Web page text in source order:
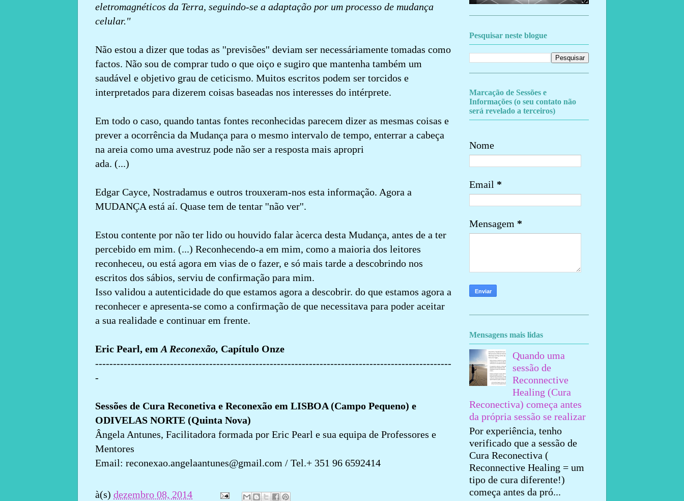
eletromagnéticos da Terra, seguindo-se a adaptação por um processo de mudança
celular.''
Não estou a dizer que todas as ''previsões'' deviam ser necessáriamente tomadas como
factos. Não sou de comprar tudo o que oiço e sugiro que mantenha também um
saudável e objetivo grau de ceticismo. Muitos escritos podem ser torcidos e
interpretados para dizerem coisas baseadas nos interesses do intérprete.
Em todo o caso, quando tantas fontes reconhecidas parecem dizer as mesmas coisas e
prever a ocorrência da Mudança para o mesmo intervalo de tempo, enterrar a cabeça
na areia como uma avestruz pode não ser a resposta mais apropri
ada. (...)
Edgar Cayce, Nostradamus e outros trouxeram-nos esta informação. Agora a
MUDANÇA está aí. Quase tem de tentar ''não ver''.
Estou contente por não ter lido ou houvido falar àcerca desta Mudança, antes de a ter
percebido em mim. (...) Reconhecendo-a em mim, como a maioria dos leitores
reconheceu, ou está agora em vias de o fazer, e só mais tarde a descobrindo nos
escritos dos sábios, serviu de confirmação para mim.
Isso validou a autenticidade do que estamos agora a descobrir. do que estamos agora a
reconhecer e apresenta-se como a confirmação de que necessitava para poder aceitar
a sua realidade e continuar em frente.
Eric Pearl, em A Reconexão, Capítulo Onze
----------------------------------------------------------------------------------------------------
-
Sessões de Cura Reconetiva e Reconexão em LISBOA (Campo Pequeno) e
ODIVELAS NORTE (Quinta Nova)
Ângela Antunes, Facilitadora formada por Eric Pearl e sua equipa de Professores e
Mentores
Email: reconexao.angelaantunes@gmail.com / Tel.+ 351 96 6592414
à(s) dezembro 08, 2014
Pesquisar neste blogue
Marcação de Sessões e
Informações (o seu contato não
será revelado a terceiros)
Nome
Email *
Mensagem *
Mensagens mais lidas
Quando uma
sessão de
Reconnective
Healing (Cura
Reconectiva) começa antes
da própria sessão se realizar
Por experiência, tenho
verificado que a sessão de
Cura Reconectiva (
Reconnective Healing = um
tipo de cura diferente!)
começa antes da pró...